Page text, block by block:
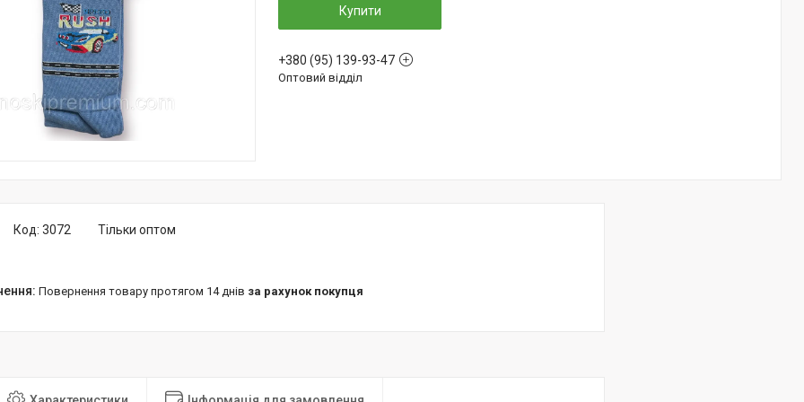
Купити
+380 (95) 139-93-47
Оптовий відділ
Тільки оптом
Код: 3072
повернення товару протягом 14 днів за рахунок покупця